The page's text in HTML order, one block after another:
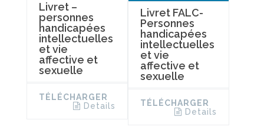
Livret –
personnes
handicapées
intellectuelles
et vie
affective et
sexuelle
TÉLÉCHARGER
Details
Livret FALC-
Personnes
handicapées
intellectuelles
et vie
affective et
sexuelle
TÉLÉCHARGER
Details